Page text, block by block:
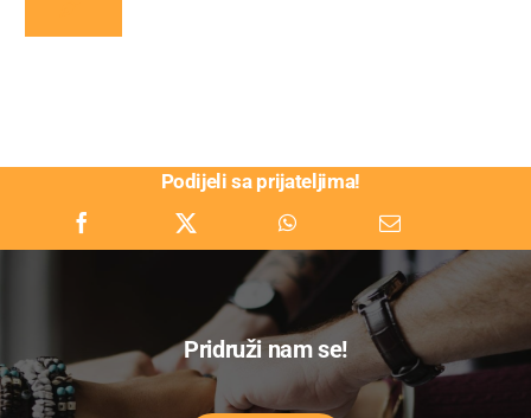
Podijeli sa prijateljima!
Pridruži nam se!